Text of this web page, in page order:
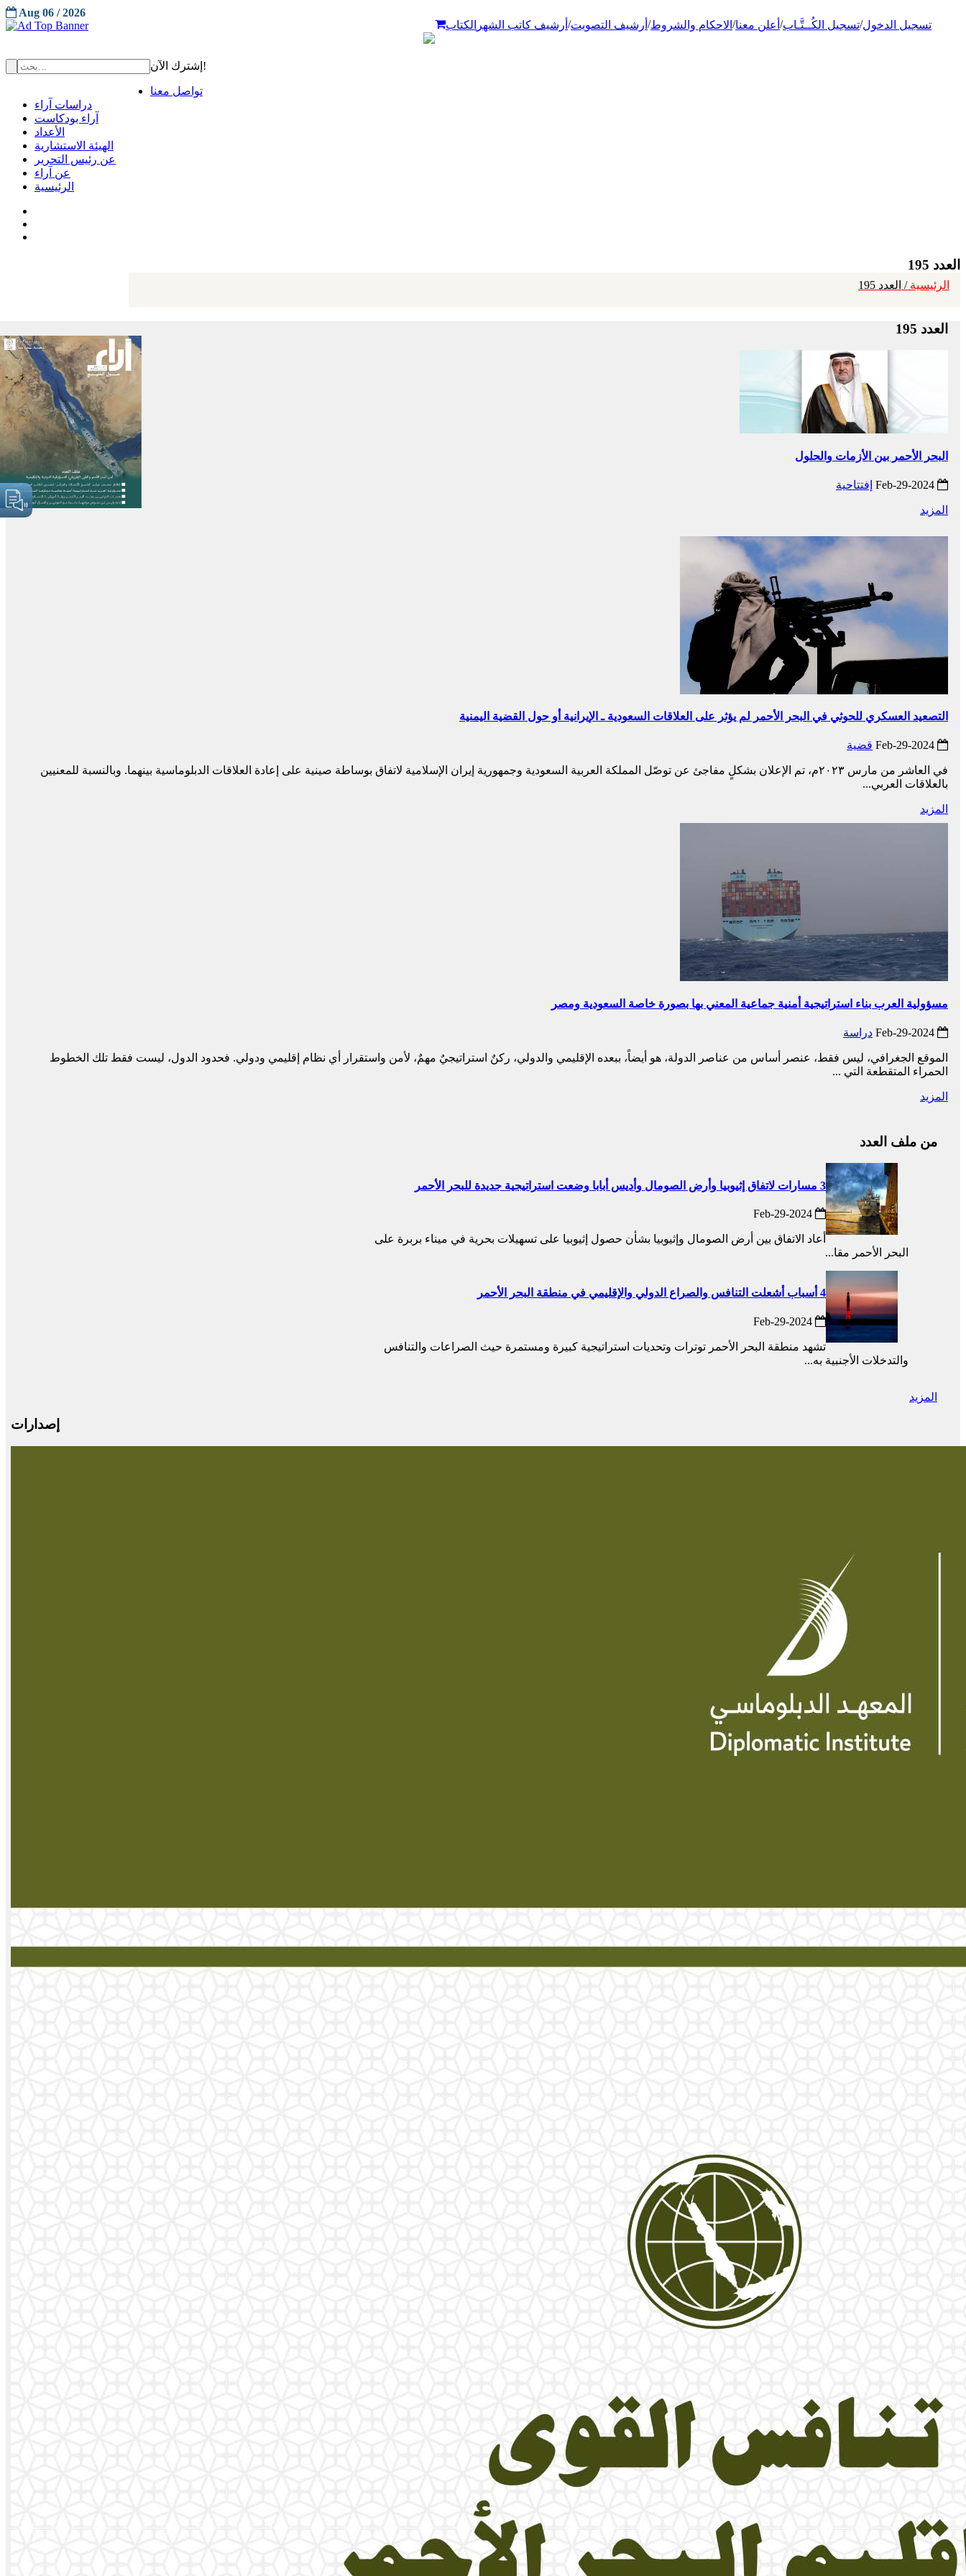
تسجيل الدخول/تسجيل الكُــتَّـاب/ أعلن معنا/ الاحكام والشروط/ أرشيف التصويت/ أرشيف كاتب الشهر الكتاب
Aug 06 / 2026
إشترك الآن!
تواصل معنا
دراسات آراء
آراء بودكاست
الأعداد
الهيئة الاستشارية
عن رئيس التحرير
عن آراء
الرئيسية
العدد 195
الرئيسية / العدد 195
العدد 195
البحر الأحمر بين الأزمات والحلول
إفتتاحية
المزيد
التصعيد العسكري للحوثي في البحر الأحمر لم يؤثر على العلاقات السعودية ـ الإيرانية أو حول القضية اليمنية
قضية
في العاشر من مارس ٢٠٢٣م، تم الإعلان بشكلٍ مفاجئ عن توصّل المملكة العربية السعودية وجمهورية إيران الإسلامية لاتفاق بوساطة صينية على إعادة العلاقات الدبلوماسية بينهما. وبالنسبة للمعنيين
بالعلاقات العربي...
المزيد
مسؤولية العرب بناء استراتيجية أمنية جماعية المعني بها بصورة خاصة السعودية ومصر
دراسة
الموقع الجغرافي، ليس فقط، عنصر أساس من عناصر الدولة، هو أيضاً، ببعده الإقليمي والدولي، ركنٌ استراتيجيٌ مهمٌ، لأمن واستقرار أي نظام إقليمي ودولي. فحدود الدول، ليست فقط تلك الخطوط
الحمراء المتقطعة التي ...
المزيد
من ملف العدد
3 مسارات لاتفاق إثيوبيا وأرض الصومال وأديس أبابا وضعت استراتيجية جديدة للبحر الأحمر
أعاد الاتفاق بين أرض الصومال وإثيوبيا بشأن حصول إثيوبيا على تسهيلات بحرية في ميناء بربرة على
البحر الأحمر مقا...
4 أسباب أشعلت التنافس والصراع الدولي والإقليمي في منطقة البحر الأحمر
تشهد منطقة البحر الأحمر توترات وتحديات استراتيجية كبيرة ومستمرة حيث الصراعات والتنافس
والتدخلات الأجنبية به...
المزيد
إصدارات